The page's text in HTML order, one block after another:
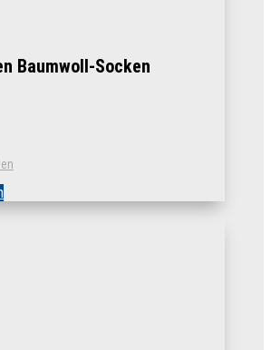
Baumwoll-Socken
Dieses
Produkt